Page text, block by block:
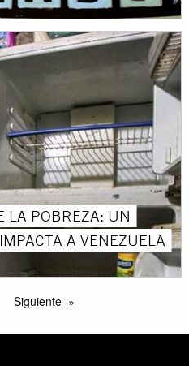
LA POBREZA: UN
A VENEZUELA
Siguiente